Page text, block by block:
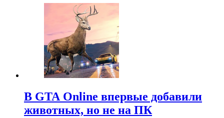
В GTA Online впервые добавили
животных, но не на ПК